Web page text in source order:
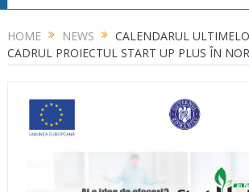
HOME NEWS
CALENDARUL
CADRUL PROIECTUL START UP PLUS ÎN